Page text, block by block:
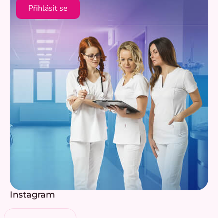
Přihlásit se
Instagram